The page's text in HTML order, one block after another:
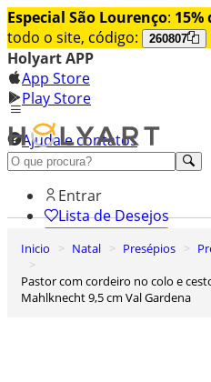
Especial São Lourenço: 15%
todo o site, código:
260807
Holyart APP
App Store
Play Store
Ajuda e contatos
Conheça premium
Entrar
Lista de Desejos
Inicio Natal Presépios
Pastor com cordeiro no colo e cesto madeira pintada presépio
Mahlknecht 9,5 cm Val Gardena